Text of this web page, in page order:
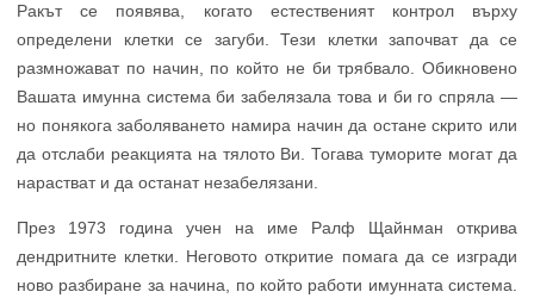
Ракът се появява, когато естественият контрол върху
определени клетки се загуби. Тези клетки започват да се
размножават по начин, по който не би трябвало. Обикновено
Вашата имунна система би забелязала това и би го спряла —
но понякога заболяването намира начин да остане скрито или
да отслаби реакцията на тялото Ви. Тогава туморите могат да
нарастват и да останат незабелязани.
През 1973 година учен на име Ралф Щайнман открива
дендритните клетки. Неговото откритие помага да се изгради
ново разбиране за начина, по който работи имунната система.